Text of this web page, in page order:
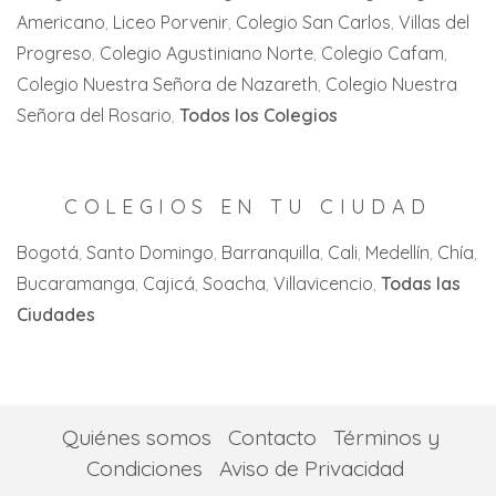
Zipaquirá
Cartago
Jamundi
La Florida
La Victoria
Palmira
San Pedro
Americano Liceo Porvenir Colegio San Carlos Villas del
Progreso Colegio Agustiniano Norte Colegio Cafam
Colegio Nuestra Señora de Nazareth Colegio Nuestra
Señora del Rosario Todos los Colegios
COLEGIOS EN TU CIUDAD
Bogotá Santo Domingo Barranquilla Cali Medellín Chía
Bucaramanga Cajicá Soacha Villavicencio Todas las
Ciudades
Quiénes somos Contacto
Términos y
Condiciones
Aviso de Privacidad